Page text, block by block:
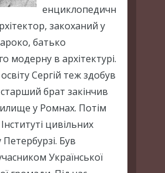
енциклопедичн
закоханий у
батько
модерну в архітектурі.
Сергій теж здобув
брат закінчив
у Ромнах. Потім
цивільних
Петербурзі. Був
Української